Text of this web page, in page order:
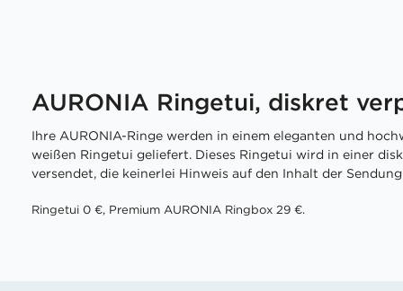
AURONIA Ringetui, diskret
Ihre AURONIA-Ringe werden in einem eleganten und
weißen Ringetui geliefert. Dieses Ringetui wird in einer
versendet, die keinerlei Hinweis auf den Inhalt der
Ringetui 0 €, Premium AURONIA Ringbox 29 €.